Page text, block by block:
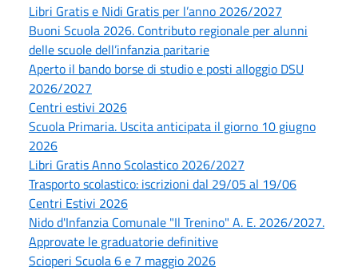
Libri Gratis e Nidi Gratis per l’anno 2026/2027
Buoni Scuola 2026. Contributo regionale per alunni
delle scuole dell’infanzia paritarie
Aperto il bando borse di studio e posti alloggio DSU
2026/2027
Centri estivi 2026
Scuola Primaria. Uscita anticipata il giorno 10 giugno
2026
Libri Gratis Anno Scolastico 2026/2027
Trasporto scolastico: iscrizioni dal 29/05 al 19/06
Centri Estivi 2026
Nido d'Infanzia Comunale "Il Trenino" A. E. 2026/2027.
Approvate le graduatorie definitive
Scioperi Scuola 6 e 7 maggio 2026